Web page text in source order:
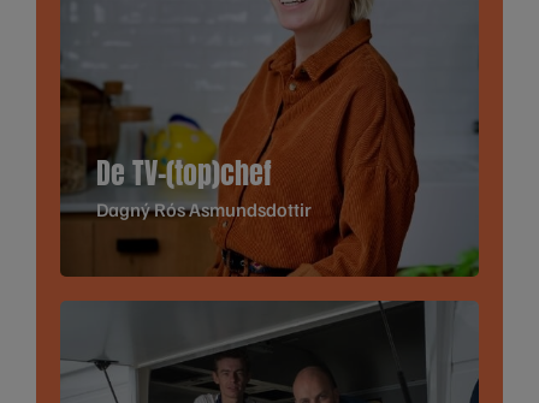
De TV-(top)chef
Dagný Rós Asmundsdottir